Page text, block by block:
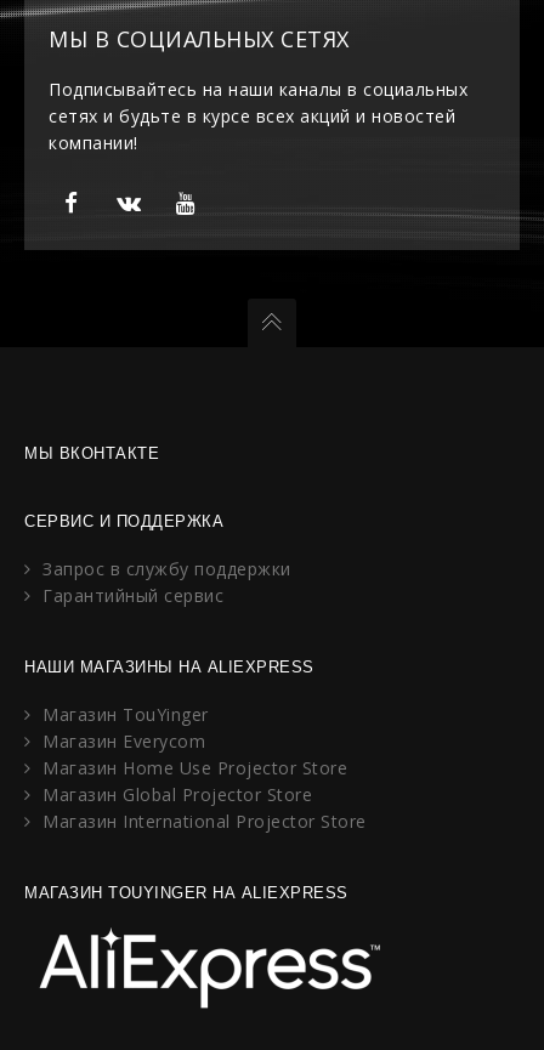
МЫ В СОЦИАЛЬНЫХ СЕТЯХ
Подписывайтесь на наши каналы в социальных
сетях и будьте в курсе всех акций и новостей
компании!
МЫ ВКОНТАКТЕ
СЕРВИС И ПОДДЕРЖКА
Запрос в службу поддержки
Гарантийный сервис
НАШИ МАГАЗИНЫ НА ALIEXPRESS
Магазин TouYinger
Магазин Everycom
Магазин Home Use Projector Store
Магазин Global Projector Store
Магазин International Projector Store
МАГАЗИН TOUYINGER НА ALIEXPRESS